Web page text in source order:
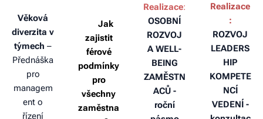
Věková
diverzita v
týmech –
Přednáška
pro
managem
ent o
řízení
Jak
zajistit
férové
podmínky
pro
všechny
zaměstna
Realizace:
OSOBNÍ
ROZVOJ
A WELL-
BEING
ZAMĚSTN
ACŮ -
roční
Realizace
:
ROZVOJ
LEADERS
HIP
KOMPETE
NCÍ
VEDENÍ -